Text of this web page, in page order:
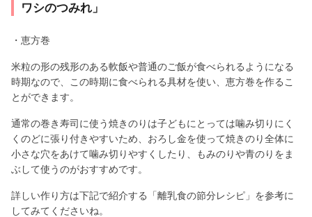
ワシのつみれ」
・恵方巻
米粒の形の残形のある軟飯や普通のご飯が食べられるようになる
時期なので、この時期に食べられる具材を使い、恵方巻を作るこ
とができます。
通常の巻き寿司に使う焼きのりは子どもにとっては噛み切りにく
くのどに張り付きやすいため、おろし金を使って焼きのり全体に
小さな穴をあけて噛み切りやすくしたり、もみのりや青のりをま
ぶして使うのがおすすめです。
詳しい作り方は下記で紹介する「離乳食の節分レシピ」を参考に
してみてくださいね。